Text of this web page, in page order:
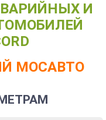
И
МОСАВТО